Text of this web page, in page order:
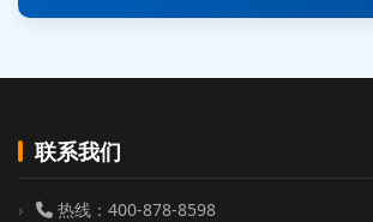
联系我们
热线：400-878-8598